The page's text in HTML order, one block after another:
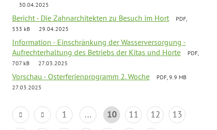
30.04.2025
Bericht - Die Zahnarchitekten zu Besuch im Hort
PDF,
533 kB
29.04.2025
Information - Einschränkung der Wasserversorgung -
Aufrechterhaltung des Betriebs der Kitas und Horte
PDF,
707 kB
27.03.2025
Vorschau - Osterferienprogramm 2. Woche
PDF, 9.9 MB
27.03.2025
1 ... 10 11 12
13